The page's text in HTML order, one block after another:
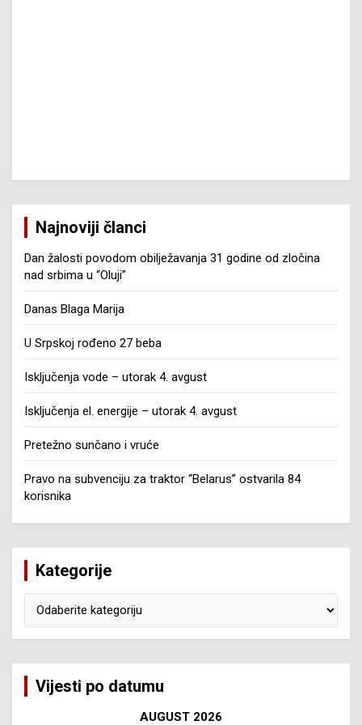
Najnoviji članci
Dan žalosti povodom obilježavanja 31 godine od zločina
nad srbima u “Oluji”
Danas Blaga Marija
U Srpskoj rođeno 27 beba
Isključenja vode – utorak 4. avgust
Isključenja el. energije – utorak 4. avgust
Pretežno sunčano i vruće
Pravo na subvenciju za traktor “Belarus” ostvarila 84
korisnika
Kategorije
Vijesti po datumu
AUGUST 2026